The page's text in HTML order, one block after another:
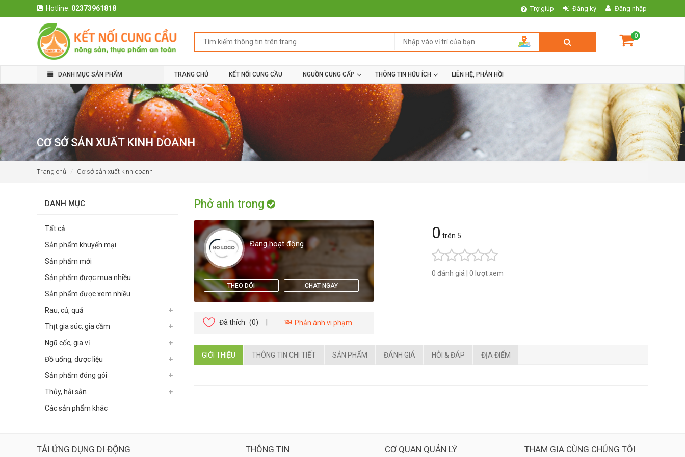
Hotline: 02373961818 Trợ giúp Đăng ký Đăng nhập
0
DANH MỤC SẢN PHẨM TRANG CHỦ KẾT NỐI CUNG CẦU NGUỒN CUNG CẤP THÔNG TIN HỮU ÍCH LIÊN HỆ, PHẢN HỒI
CƠ SỞ SẢN XUẤT KINH DOANH
Trang chủ Cơ sở sản xuất kinh doanh
DANH MỤC
Tất cả
Sản phẩm khuyến mại
Sản phẩm mới
Sản phẩm được mua nhiều
Sản phẩm được xem nhiều
Rau, củ, quả
Thịt gia súc, gia cầm
Ngũ cốc, gia vị
Đồ uống, dược liệu
Sản phẩm đóng gói
Thủy, hải sản
Các sản phẩm khác
Phở anh trong
Đang hoạt động
THEO DÕI CHAT NGAY
Đã thích (0) Phản ánh vi phạm
0 trên 5
0 đánh giá 0 lượt xem
GIỚI THIỆU THÔNG TIN CHI TIẾT SẢN PHẨM ĐÁNH GIÁ HỎI & ĐÁP ĐỊA ĐIỂM
TẢI ỨNG DỤNG DI ĐỘNG THÔNG TIN CƠ QUAN QUẢN LÝ THAM GIA CÙNG CHÚNG TÔI